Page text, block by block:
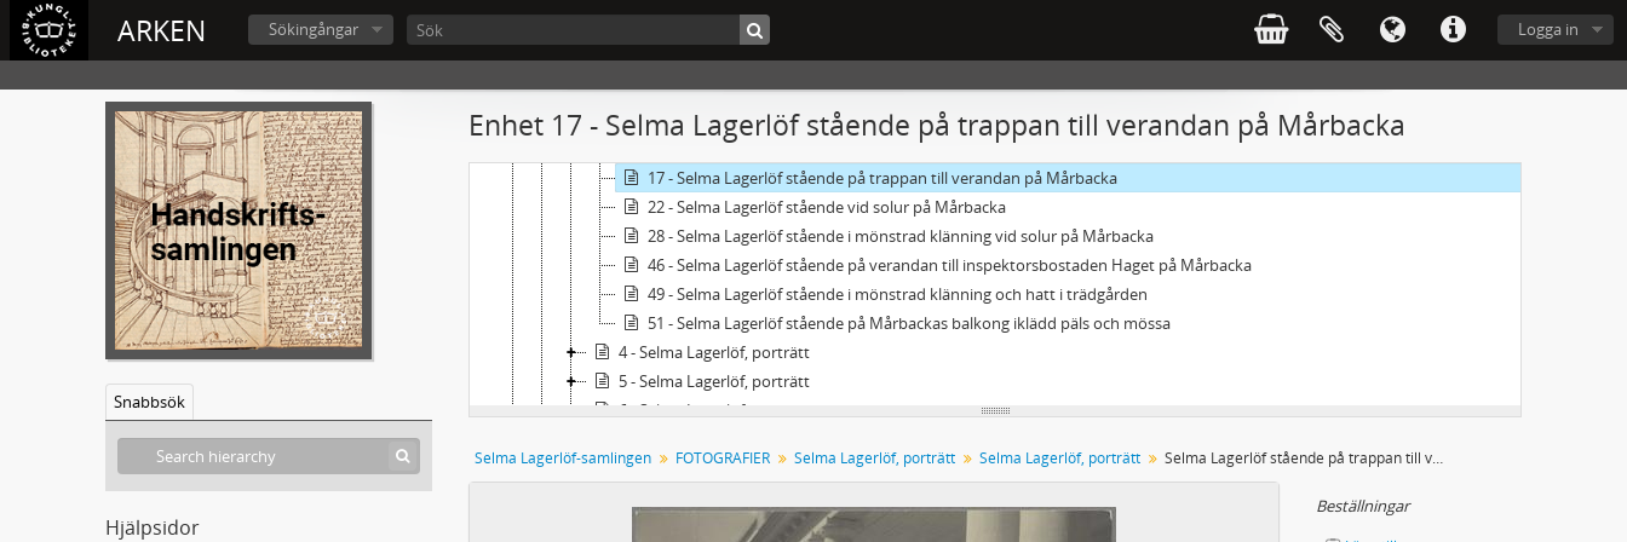
ARKEN Logga in
Sökingångar
Snabbsök
Hjälpsidor
Enhet 17 - Selma Lagerlöf stående på trappan till verandan på Mårbacka
4 - Selma Lagerlöf stående i trädgården iklädd mönstrad klänning
7 - Selma Lagerlöf i stor hatt
10 - Selma Lagerlöf soligt leende framför verandan Mårbacka
11 - Selma Lagerlöf sittande vid sitt skrivbord i biblioteket på Mårbacka
12 - Selma Lagerlöf sittande i stora salongen på Mårbacka
17 - Selma Lagerlöf stående på trappan till verandan på Mårbacka
22 - Selma Lagerlöf stående vid solur på Mårbacka
28 - Selma Lagerlöf stående i mönstrad klänning vid solur på Mårbacka
46 - Selma Lagerlöf stående på verandan till inspektorsbostaden Haget på Mårbacka
49 - Selma Lagerlöf stående i mönstrad klänning och hatt i trädgården
51 - Selma Lagerlöf stående på Mårbackas balkong iklädd päls och mössa
4 - Selma Lagerlöf, porträtt
5 - Selma Lagerlöf, porträtt
6 - Selma Lagerlöf, porträtt
8 - Selma Lagerlöf, porträtt
Fg - Selma Lagerlöf, grupporträtt
Selma Lagerlöf-samlingen FOTOGRAFIER Selma Lagerlöf, porträtt Selma Lagerlöf, porträtt Selma Lagerlöf stående på trappan till verandan på Mårbacka
Beställningar